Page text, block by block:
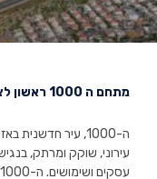
מתחם ה 1000 ראשון לציון
ה-1000, עיר
עירוני, שוקק ומרתק,
עסקים ושימושים. ה-1000 מציב